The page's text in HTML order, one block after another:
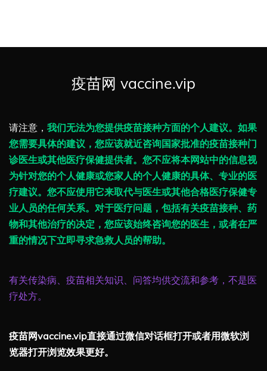
疫苗网 vaccine.vip
请注意， 我们无法为您提供疫苗接种方面的个人建议。如果
您需要具体的建议，您应该就近咨询国家批准的疫苗接种门
诊医生或其他医疗保健提供者。您不应将本网站中的信息视
为针对您的个人健康或您家人的个人健康的具体、专业的医
疗建议。您不应使用它来取代与医生或其他合格医疗保健专
业人员的任何关系。对于医疗问题，包括有关疫苗接种、药
物和其他治疗的决定，您应该始终咨询您的医生，或者在严
重的情况下立即寻求急救人员的帮助。
有关传染病、疫苗相关知识、问答均供交流和参考，不是医
疗处方。
疫苗网vaccine.vip直接通过微信对话框打开或者用微软浏
览器打开浏览效果更好。